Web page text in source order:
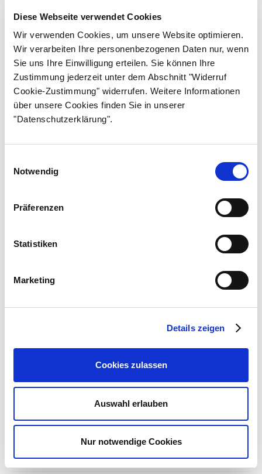
Diese Webseite verwendet Cookies
Wir verwenden Cookies, um unsere Website optimieren.
Wir verarbeiten Ihre personenbezogenen Daten nur, wenn
Sie uns Ihre Einwilligung erteilen. Sie können Ihre
Zustimmung jederzeit unter dem Abschnitt "Widerruf
Cookie-Zustimmung" widerrufen. Weitere Informationen
über unsere Cookies finden Sie in unserer
"Datenschutzerklärung".
Notwendig
Präferenzen
Statistiken
Marketing
Details zeigen
Cookies zulassen
Auswahl erlauben
Nur notwendige Cookies
Osa 8
Osa 9
Osa 10
Osa 11
Osa 15
Osa 20
Osa 27
Osa 29